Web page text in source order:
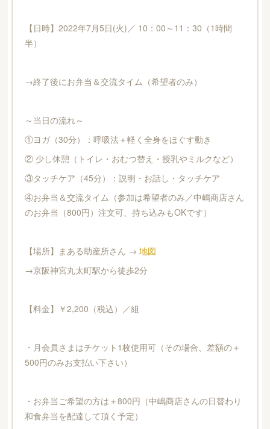
【日時】2022年7月5日(火)／ 10：00～11：30（1時間
半）
→終了後にお弁当＆交流タイム（希望者のみ）
～当日の流れ～
①ヨガ（30分）：呼吸法＋軽く全身をほぐす動き
② 少し休憩（トイレ・おむつ替え・授乳やミルクなど）
③タッチケア（45分）：説明・お話し・タッチケア
④お弁当＆交流タイム（参加は希望者のみ／中嶋商店さん
のお弁当（800円）注文可、持ち込みもOKです）
【場所】まある助産所さん → 地図
→京阪神宮丸太町駅から徒歩2分
【料金】￥2,200（税込）／組
・月会員さまはチケット1枚使用可（その場合、差額の＋
500円のみお支払い下さい）
・お弁当ご希望の方は＋800円（中嶋商店さんの日替わり
和食弁当を配達して頂く予定）